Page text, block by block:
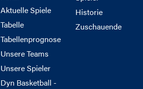
Aktuelle Spiele
Tabelle
Tabellenprognose
Unsere Teams
Unsere Spieler
Dyn Basketball -
Historie
Zuschauende